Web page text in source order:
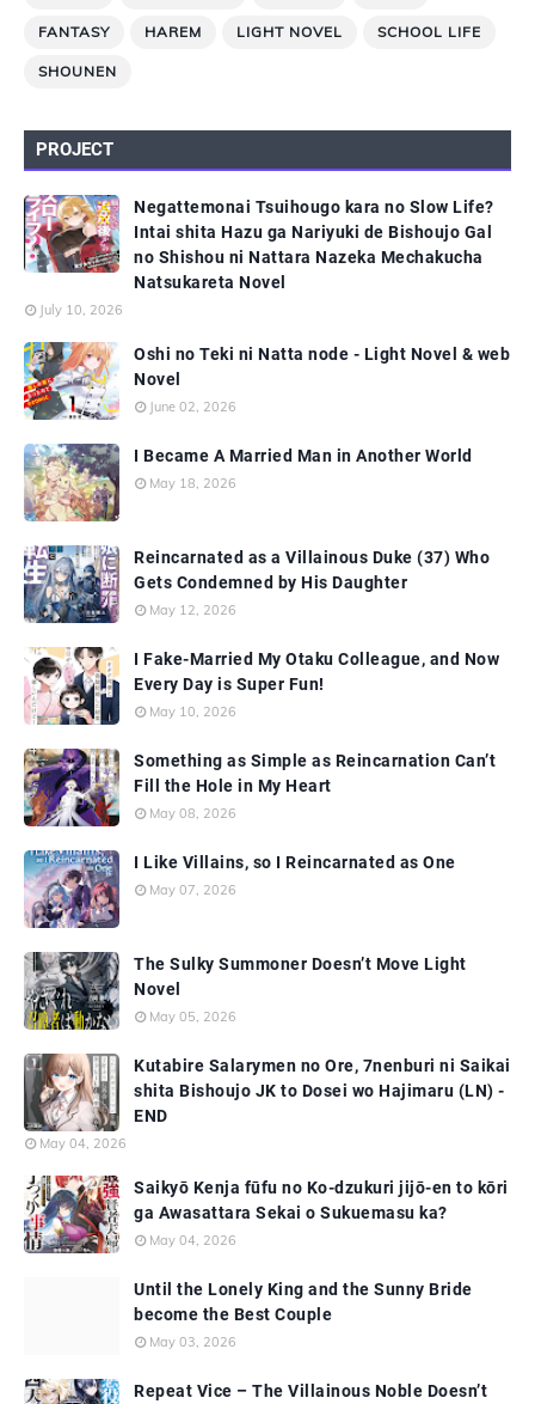
FANTASY HAREM LIGHT NOVEL SCHOOL LIFE
SHOUNEN
PROJECT
Negattemonai Tsuihougo kara no Slow Life?
Intai shita Hazu ga Nariyuki de Bishoujo Gal
no Shishou ni Nattara Nazeka Mechakucha
Natsukareta Novel
July 10, 2026
Oshi no Teki ni Natta node - Light Novel & web
Novel
June 02, 2026
I Became A Married Man in Another World
May 18, 2026
Reincarnated as a Villainous Duke (37) Who
Gets Condemned by His Daughter
May 12, 2026
I Fake-Married My Otaku Colleague, and Now
Every Day is Super Fun!
May 10, 2026
Something as Simple as Reincarnation Can’t
Fill the Hole in My Heart
May 08, 2026
I Like Villains, so I Reincarnated as One
May 07, 2026
The Sulky Summoner Doesn’t Move Light
Novel
May 05, 2026
Kutabire Salarymen no Ore, 7nenburi ni Saikai
shita Bishoujo JK to Dosei wo Hajimaru (LN) -
END
May 04, 2026
Saikyō Kenja fūfu no Ko-dzukuri jijō-en to kōri
ga Awasattara Sekai o Sukuemasu ka?
May 04, 2026
Until the Lonely King and the Sunny Bride
become the Best Couple
May 03, 2026
Repeat Vice – The Villainous Noble Doesn’t